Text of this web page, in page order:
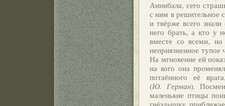
Аннибала, сего
с ним в решительное
и твёрже всего
него брать, а кто у
вместе со всеми,
неприязненное
На мгновение ей
на кого она
потаённого её
(Ю. Герман).
маленькие птицы
гнёздышку